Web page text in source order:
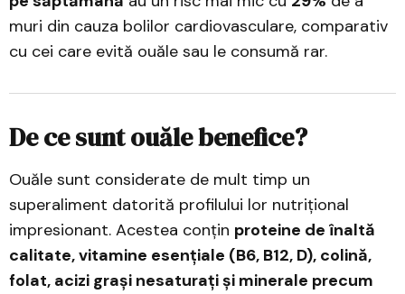
muri din cauza bolilor cardiovasculare, comparativ
cu cei care evită ouăle sau le consumă rar.
De ce sunt ouăle benefice?
Ouăle sunt considerate de mult timp un
superaliment datorită profilului lor nutrițional
impresionant. Acestea conțin proteine de înaltă
calitate, vitamine esențiale (B6, B12, D), colină,
folat, acizi grași nesaturați și minerale precum